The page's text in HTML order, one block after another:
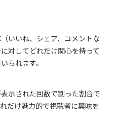
いいね、シェア、コメントな
対してどれだけ関心を持って
られます。
示された回数で割った割合で
だけ魅力的で視聴者に興味を